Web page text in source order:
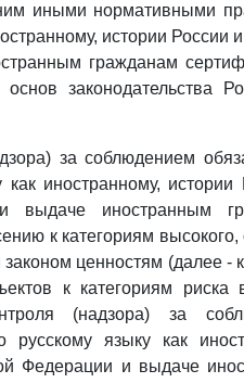
иными нормативными
истории России
гражданам
законодательства
за соблюдением
иностранному, истории
выдаче иностранным
к категориям высокого,
ценностям (далее -
к категориям риска
(надзора) за
языку как
Федерации и выдаче